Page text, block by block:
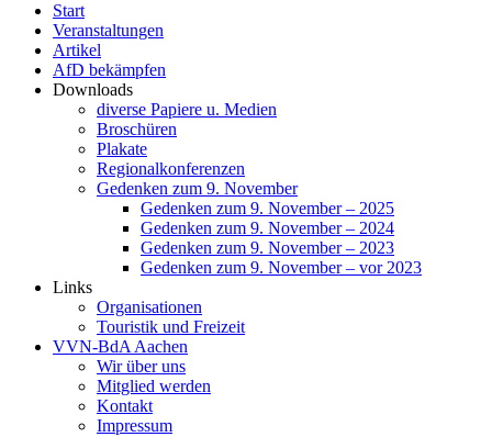
Start
Veranstaltungen
Artikel
AfD bekämpfen
Downloads
diverse Papiere u. Medien
Broschüren
Plakate
Regionalkonferenzen
Gedenken zum 9. November
Gedenken zum 9. November – 2025
Gedenken zum 9. November – 2024
Gedenken zum 9. November – 2023
Gedenken zum 9. November – vor 2023
Links
Organisationen
Touristik und Freizeit
VVN-BdA Aachen
Wir über uns
Mitglied werden
Kontakt
Impressum